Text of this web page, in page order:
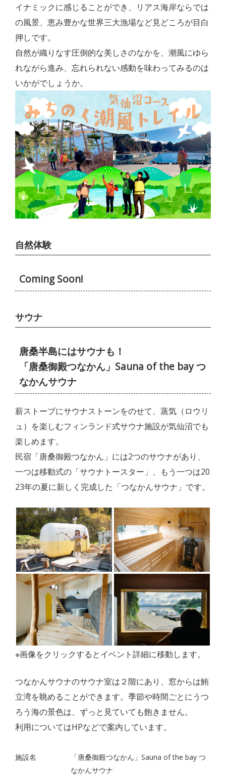
イナミックに感じることができ、リアス海岸ならでは
の風景、恵み豊かな世界三大漁場など見どころが目白
押しです。
自然が織りなす圧倒的な美しさのなかを、潮風にゆら
れながら進み、忘れられない感動を味わってみるのは
いかがでしょうか。
自然体験
Coming Soon!
サウナ
唐桑半島にはサウナも！
「唐桑御殿つなかん」Sauna of the bay つ
なかんサウナ
薪ストーブにサウナストーンをのせて、蒸気（ロウリ
ュ）を楽しむフィンランド式サウナ施設が気仙沼でも
楽しめます。
民宿「唐桑御殿つなかん」には2つのサウナがあり、
一つは移動式の「サウナトースター」、もう一つは20
23年の夏に新しく完成した「つなかんサウナ」です。
※画像をクリックするとイベント詳細に移動します。
つなかんサウナのサウナ室は２階にあり、窓からは鮪
立湾を眺めることができます。季節や時間ごとにうつ
ろう海の景色は、ずっと見ていても飽きません。
利用についてはHPなどで案内しています。
施設名
「唐桑御殿つなかん」Sauna of the bay つ
なかんサウナ